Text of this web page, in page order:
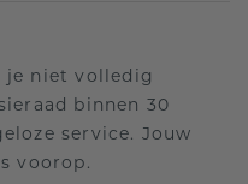
je niet volledig
binnen 30
service. Jouw
voorop.